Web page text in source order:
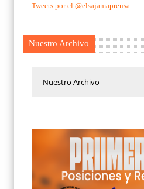
Tweets por el @elsajamaprensa.
Nuestro Archivo